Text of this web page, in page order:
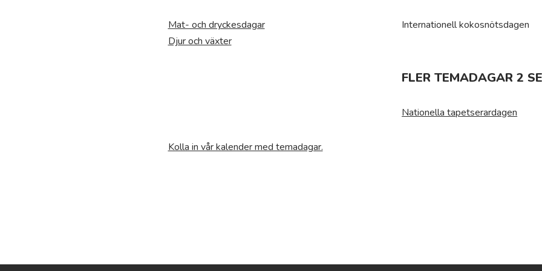
Mat- och dryckesdagar
Djur och växter
Internationell kokosnötsdagen
FLER TEMADAGAR 2
Nationella tapetserardagen
Kolla in vår kalender med temadagar.